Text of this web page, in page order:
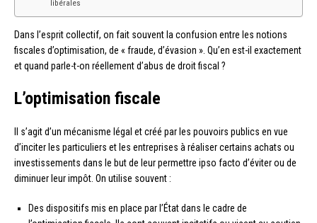
libérales
Dans l’esprit collectif, on fait souvent la confusion entre les notions
fiscales d’optimisation, de « fraude, d’évasion ». Qu’en est-il exactement
et quand parle-t-on réellement d’abus de droit fiscal ?
L’optimisation fiscale
Il s’agit d’un mécanisme légal et créé par les pouvoirs publics en vue
d’inciter les particuliers et les entreprises à réaliser certains achats ou
investissements dans le but de leur permettre ipso facto d’éviter ou de
diminuer leur impôt. On utilise souvent :
Des dispositifs mis en place par l’État dans le cadre de